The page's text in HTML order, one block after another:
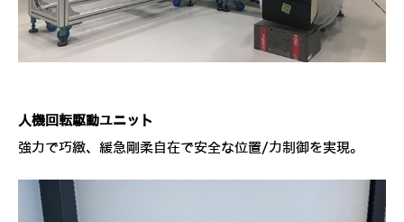
人機回転駆動ユニット
強力で巧緻、緩急剛柔自在で安全な位置/力制御を実現。